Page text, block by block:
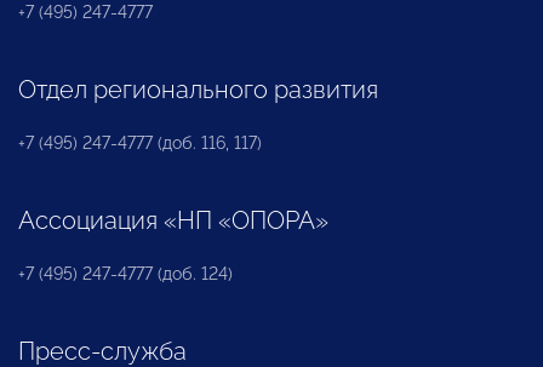
+7 (495) 247-4777
Отдел регионального развития
+7 (495) 247-4777 (доб. 116, 117)
Ассоциация «НП «ОПОРА»
+7 (495) 247-4777 (доб. 124)
Пресс-служба